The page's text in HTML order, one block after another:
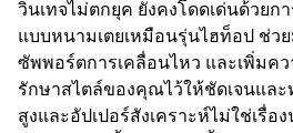
วินเทจไม่ตกยุค ยังคงโดดเด่นด้วยก
แบบหนามเตยเหมือนรุ่นไฮท็อป ช่ว
ซัพพอร์ตการเคลื่อนไหว และเพิ่มค
รักษาสไตล์ของคุณไว้ให้ชัดเจนแล
สูงและอัปเปอร์สังเคราะห์ไม่ใช่เรื่